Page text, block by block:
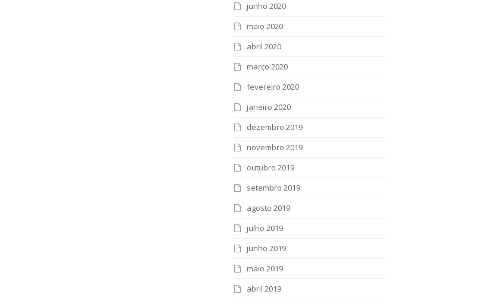
junho 2020
maio 2020
abril 2020
março 2020
fevereiro 2020
janeiro 2020
dezembro 2019
novembro 2019
outubro 2019
setembro 2019
agosto 2019
julho 2019
junho 2019
maio 2019
abril 2019